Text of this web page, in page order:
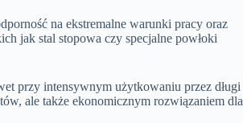
na ekstremalne warunki pracy oraz
jak stal stopowa czy specjalne powłoki
przy intensywnym użytkowaniu przez długi
ale także ekonomicznym rozwiązaniem dla